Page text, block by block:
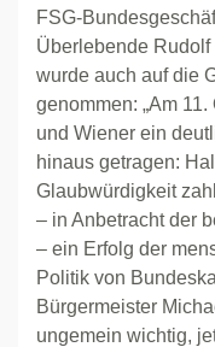
FSG-
Überlebende
wurde auch auf die
genommen: „Am
und Wiener ein
hinaus getragen:
Glaubwürdigkeit
– in Anbetracht der
– ein Erfolg der
Politik von
Bürgermeister
ungemein wichtig,